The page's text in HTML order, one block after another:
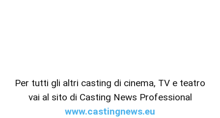
Per tutti gli altri casting di cinema, TV e teatro
vai al sito di Casting News Professional
www.castingnews.eu